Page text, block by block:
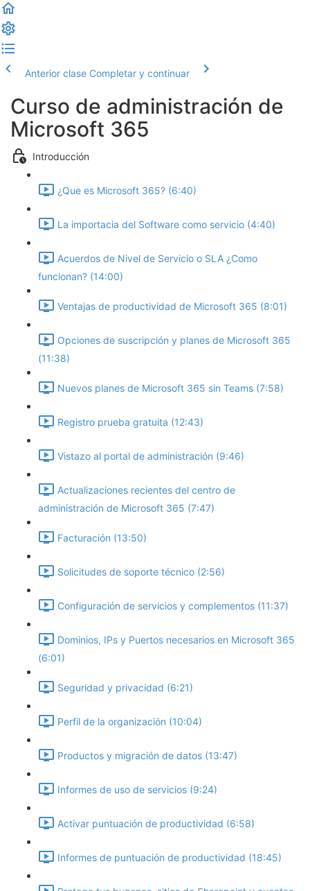
Anterior clase Completar y continuar
Curso de administración de
Microsoft 365
Introducción
¿Que es Microsoft 365? (6:40)
La importacia del Software como servicio (4:40)
Acuerdos de Nivel de Servicio o SLA ¿Como
funcionan? (14:00)
Ventajas de productividad de Microsoft 365 (8:01)
Opciones de suscripción y planes de Microsoft 365
(11:38)
Nuevos planes de Microsoft 365 sin Teams (7:58)
Registro prueba gratuita (12:43)
Vistazo al portal de administración (9:46)
Actualizaciones recientes del centro de
administración de Microsoft 365 (7:47)
Facturación (13:50)
Solicitudes de soporte técnico (2:56)
Configuración de servicios y complementos (11:37)
Dominios, IPs y Puertos necesarios en Microsoft 365
(6:01)
Seguridad y privacidad (6:21)
Perfil de la organización (10:04)
Productos y migración de datos (13:47)
Informes de uso de servicios (9:24)
Activar puntuación de productividad (6:58)
Informes de puntuación de productividad (18:45)